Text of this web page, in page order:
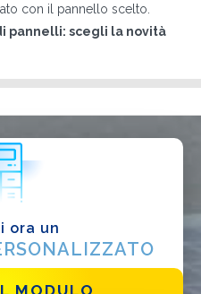
con il pannello scelto.
pannelli: scegli la novità
ora un
MODULO